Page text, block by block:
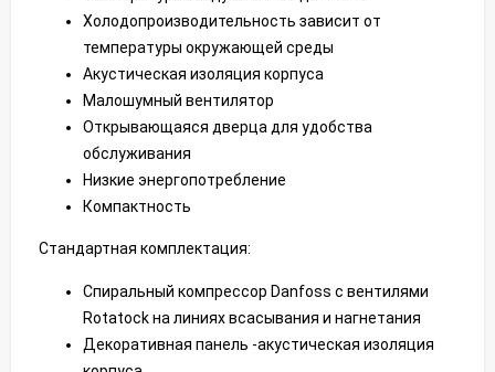
Холодопроизводительность зависит от
температуры окружающей среды
Акустическая изоляция корпуса
Малошумный вентилятор
Открывающаяся дверца для удобства
обслуживания
Низкие энергопотребление
Компактность
Стандартная комплектация:
Спиральный компрессор Danfoss с вентилями
Rotatock на линиях всасывания и нагнетания
Декоративная панель -акустическая изоляция